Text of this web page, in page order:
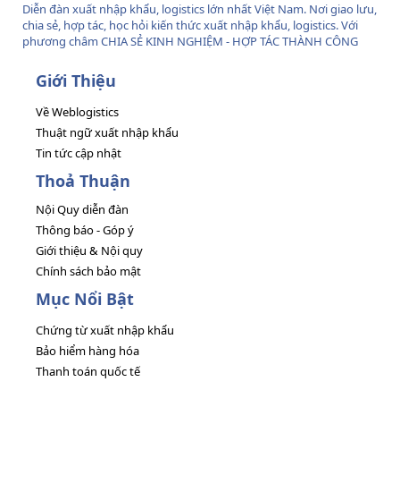
Diễn đàn xuất nhập khẩu, logistics lớn nhất Việt Nam. Nơi giao lưu,
chia sẻ, hợp tác, học hỏi kiến thức xuất nhập khẩu, logistics. Với
phương châm CHIA SẺ KINH NGHIỆM - HỢP TÁC THÀNH CÔNG
Giới Thiệu
Về Weblogistics
Thuật ngữ xuất nhập khẩu
Tin tức cập nhật
Thoả Thuận
Nội Quy diễn đàn
Thông báo - Góp ý
Giới thiệu & Nội quy
Chính sách bảo mật
Mục Nổi Bật
Chứng từ xuất nhập khẩu
Bảo hiểm hàng hóa
Thanh toán quốc tế